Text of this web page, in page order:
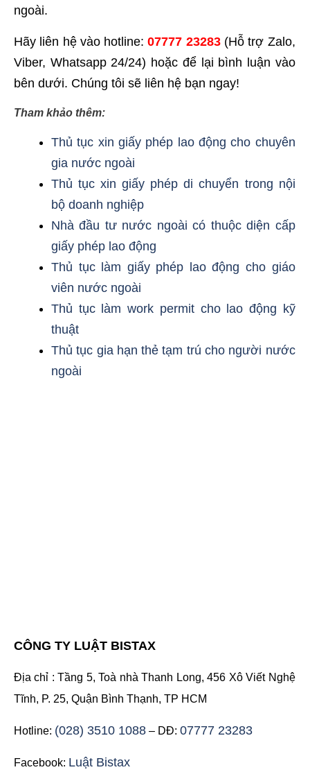
ngoài.
Hãy liên hệ vào hotline:07777 23283(Hỗ trợ Zalo,
Viber, Whatsapp 24/24) hoặc để lại bình luận vào
bên dưới. Chúng tôi sẽ liên hệ bạn ngay!
Tham khảo thêm:
Thủ tục xin giấy phép lao động cho chuyên
gia nước ngoài
Thủ tục xin giấy phép di chuyển trong nội
bộ doanh nghiệp
Nhà đầu tư nước ngoài có thuộc diện cấp
giấy phép lao động
Thủ tục làm giấy phép lao động cho giáo
viên nước ngoài
Thủ tục làm work permit cho lao động kỹ
thuật
Thủ tục gia hạn thẻ tạm trú cho người nước
ngoài
CÔNG TY LUẬT BISTAX
Địa chỉ : Tầng 5, Toà nhà Thanh Long, 456 Xô Viết Nghệ
Tĩnh, P. 25, Quận Bình Thạnh, TP HCM
Hotline: (028) 3510 1088 – DĐ: 07777 23283
Facebook: Luật Bistax